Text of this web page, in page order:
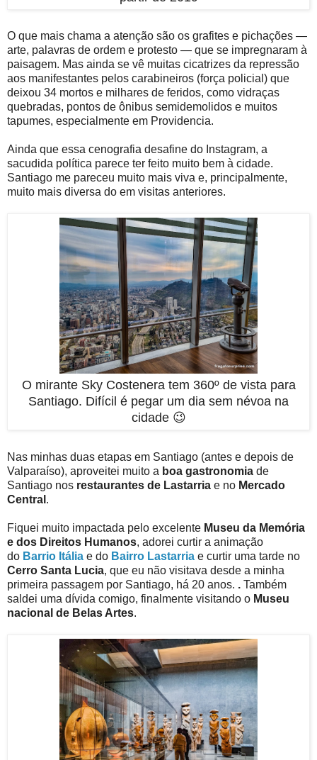
O que mais chama a atenção são os grafites e pichações —
arte, palavras de ordem e protesto — que se impregnaram à
paisagem. Mas ainda se vê muitas cicatrizes da repressão
aos manifestantes pelos carabineiros (força policial) que
deixou 34 mortos e milhares de feridos, como vidraças
quebradas, pontos de ônibus semidemolidos e muitos
tapumes, especialmente em Providencia.
Ainda que essa cenografia desafine do Instagram, a
sacudida política parece ter feito muito bem à cidade.
Santiago me pareceu muito mais viva e, principalmente,
muito mais diversa do em visitas anteriores.
O mirante Sky Costenera tem 360º de vista para
Santiago. Difícil é pegar um dia sem névoa na
cidade 😉
Nas minhas duas etapas em Santiago (antes e depois de
Valparaíso), aproveitei muito a boa gastronomia de
Santiago nos restaurantes de Lastarria e no Mercado
Central .
Fiquei muito impactada pelo excelente Museu da Memória
e dos Direitos Humanos, adorei curtir a animação
do Barrio Itália e do Bairro Lastarria e curtir uma tarde no
Cerro Santa Lucia, que eu não visitava desde a minha
primeira passagem por Santiago, há 20 anos. . Também
saldei uma dívida comigo, finalmente visitando o Museu
nacional de Belas Artes.